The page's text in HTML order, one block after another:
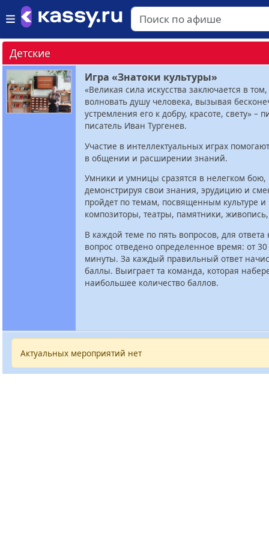
Детские
Игра «Знатоки культуры»
«Великая сила искусства заключается в
волновать душу человека, вызывая
устремления его к добру, красоте, свету» –
писатель Иван Тургенев.
Участие в интеллектуальных играх
в общении и расширении знаний.
Умники и умницы сразятся в нелегком бою,
демонстрируя свои знания, эрудицию и
пройдет по темам, посвященным культуре и
композиторы, театры, памятники,
В каждой теме по пять вопросов, для
вопрос отведено определенное время: от
минуты. За каждый правильный ответ
баллы. Выиграет та команда, которая
наибольшее количество баллов.
Актуальных мероприятий нет